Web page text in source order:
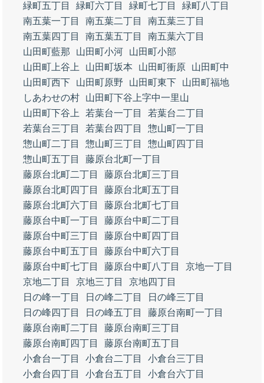
緑町五丁目
緑町六丁目 緑町七丁目
緑町八丁目
南五葉一丁目
南五葉二丁目
南五葉三丁目
南五葉四丁目
南五葉五丁目
南五葉六丁目
山田町藍那
山田町小河
山田町小部
山田町上谷上
山田町坂本 山田町衝原
山田町中
山田町西下
山田町原野 山田町東下
山田町福地
しあわせの村
山田町下谷上字中一里山
山田町下谷上
若葉台一丁目
若葉台二丁目
若葉台三丁目
若葉台四丁目
惣山町一丁目
惣山町二丁目
惣山町三丁目
惣山町四丁目
惣山町五丁目
藤原台北町一丁目
藤原台北町二丁目
藤原台北町三丁目
藤原台北町四丁目
藤原台北町五丁目
藤原台北町六丁目
藤原台北町七丁目
藤原台中町一丁目
藤原台中町二丁目
藤原台中町三丁目
藤原台中町四丁目
藤原台中町五丁目
藤原台中町六丁目
藤原台中町七丁目
藤原台中町八丁目
京地一丁目
京地二丁目
京地三丁目
京地四丁目
日の峰一丁目
日の峰二丁目
日の峰三丁目
日の峰四丁目
日の峰五丁目
藤原台南町一丁目
藤原台南町二丁目
藤原台南町三丁目
藤原台南町四丁目
藤原台南町五丁目
小倉台一丁目
小倉台二丁目
小倉台三丁目
小倉台四丁目
小倉台五丁目
小倉台六丁目